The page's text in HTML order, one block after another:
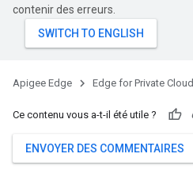
contenir des erreurs.
Apigee Edge Edge for Private Cloud
Ce contenu vous a-t-il été utile ?
ENVOYER DES COMMENTAIRES